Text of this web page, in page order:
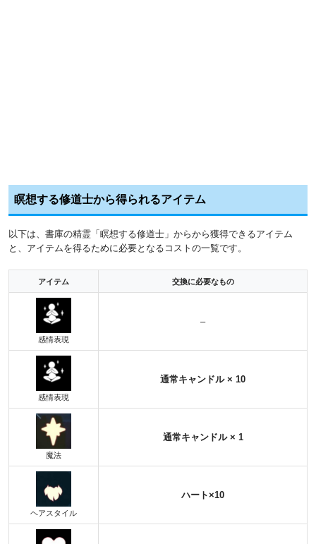
瞑想する修道士から得られるアイテム
以下は、書庫の精霊「瞑想する修道士」からから獲得できるアイテム
と、アイテムを得るために必要となるコストの一覧です。
アイテム 交換に必要なもの
感情表現
–
感情表現
通常キャン ドル × 10
魔法
通常キャンドル × 1
ヘアスタイル
ハート×10